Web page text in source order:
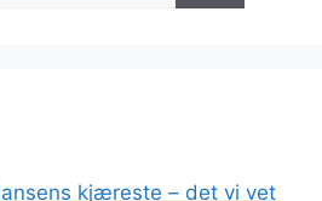
kjæreste – det vi vet